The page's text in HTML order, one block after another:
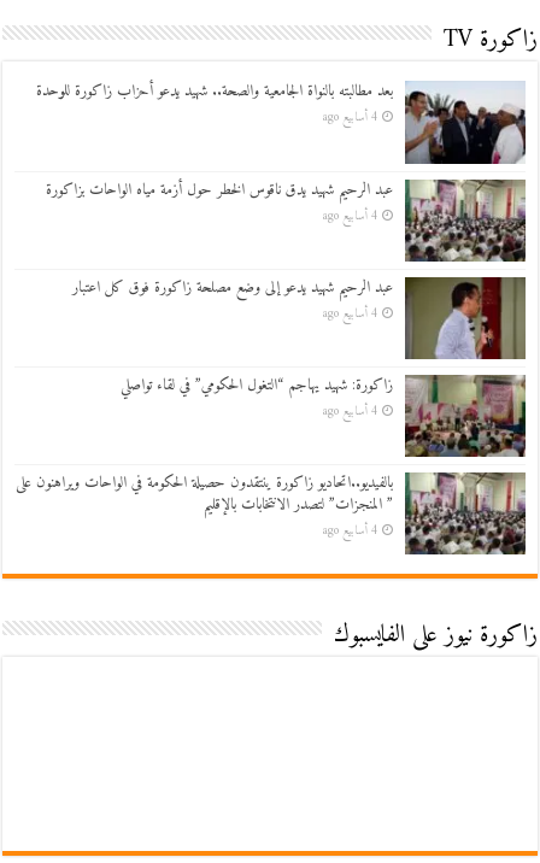
زاكورة TV
بعد مطالبته بالنواة الجامعية والصحة.. شهيد يدعو أحزاب زاكورة للوحدة
4 أسابيع ago
عبد الرحيم شهيد يدق ناقوس الخطر حول أزمة مياه الواحات بزاكورة
4 أسابيع ago
عبد الرحيم شهيد يدعو إلى وضع مصلحة زاكورة فوق كل اعتبار
4 أسابيع ago
زاكورة: شهيد يهاجم “التغول الحكومي” في لقاء تواصلي
4 أسابيع ago
بالفيديو..اتحاديو زاكورة ينتقدون حصيلة الحكومة في الواحات ويراهنون على
” المنجزات” لتصدر الانتخابات بالإقليم
4 أسابيع ago
زاكورة نيوز على الفايسبوك